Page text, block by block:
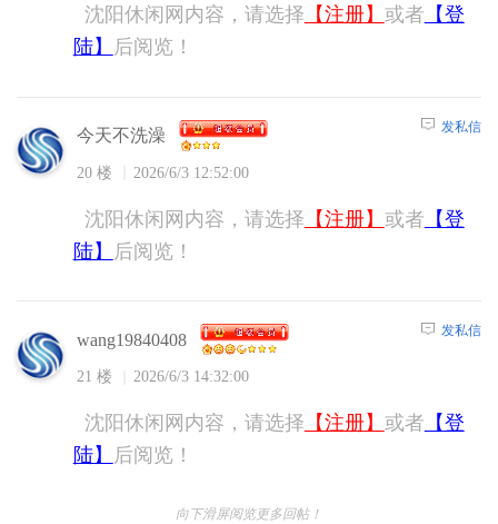
沈阳休闲网内容，请选择 【注册】 或者 【登
陆】
后阅览！
今天不洗澡
20 楼 2026/6/3 12:52:00
发私信
沈阳休闲网内容，请选择 【注册】 或者 【登
陆】
后阅览！
wang19840408
21 楼 2026/6/3 14:32:00
发私信
沈阳休闲网内容，请选择 【注册】 或者 【登
陆】
后阅览！
向下滑屏阅览更多回帖！